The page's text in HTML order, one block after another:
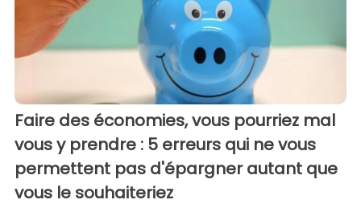
Faire des économies, vous pourriez mal
vous y prendre : 5 erreurs qui ne vous
permettent pas d'épargner autant que
vous le souhaiteriez